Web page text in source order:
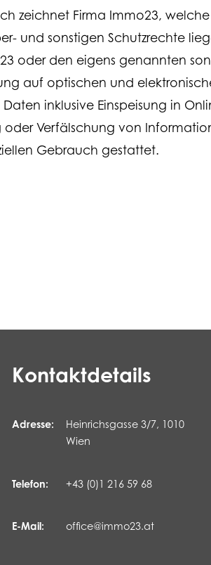
zeichnet Firma Immo23,
und sonstigen Schutzrechte
oder den eigens genannten
auf optischen und
inklusive Einspeisung in
Verfälschung von
Gebrauch gestattet.
Kontaktdetails
Adresse:
Heinrichsgasse 3/7, 1010
Wien
Telefon: +43 (0)1 216 59 68
E-Mail: office@immo23.at